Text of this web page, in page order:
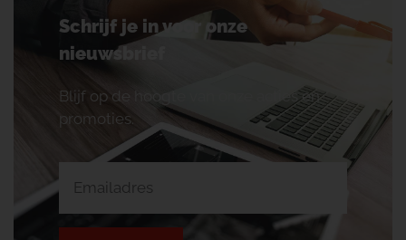
Schrijf je in voor onze
nieuwsbrief
Blijf op de hoogte van onze acties en
promoties.